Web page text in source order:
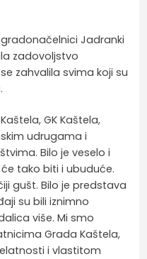
Jadranki
zadovoljstvo
zahvalila svima koji su
GK Kaštela,
udrugama i
Bilo je veselo i
tako biti i ubuduće.
gušt. Bilo je predstava
su bili iznimno
više. Mi smo
Grada Kaštela,
i vlastitom